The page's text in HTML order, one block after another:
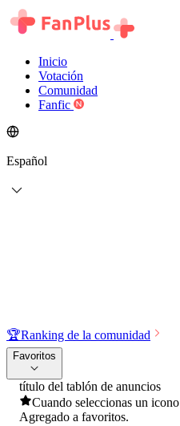
Inicio
Votación
Comunidad
Fanfic
Español
🏆Ranking de la comunidad
Favoritos
título del tablón de anuncios
Cuando seleccionas un icono
Agregado a favoritos.